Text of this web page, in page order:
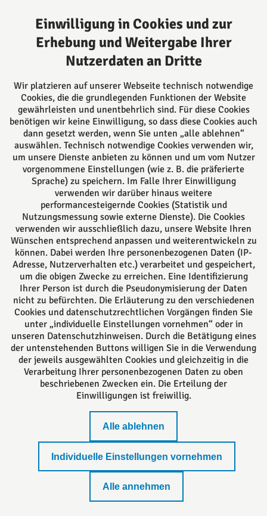
E-Mail:post@kanzleiamwall.de
Ansässig in Lemgo beraten wir Sie kompetent in
vielen Rechtsgebieten sowohl durch unsere
Rechtsanwältinnen und Rechtsanwälte, als auch
durch unsere 5 Notarinnen und Notare. Alle können
auf langjährige Erfahrung zurückgreifen und Sie
daher bestmöglich beraten.
Folgen Sie uns auf
Das europäische Kanzlei-Netzwerk
Einwilligung in Cookies und zur
Erhebung und Weitergabe Ihrer
Nutzerdaten an Dritte
Wir platzieren auf unserer Webseite technisch notwendige
Cookies, die die grundlegenden Funktionen der Website
gewährleisten und unentbehrlich sind. Für diese Cookies
benötigen wir keine Einwilligung, so dass diese Cookies auch
dann gesetzt werden, wenn Sie unten „alle ablehnen“
auswählen. Technisch notwendige Cookies verwenden wir,
um unsere Dienste anbieten zu können und um vom Nutzer
vorgenommene Einstellungen (wie z. B. die präferierte
Sprache) zu speichern. Im Falle Ihrer Einwilligung
verwenden wir darüber hinaus weitere
performancesteigernde Cookies (Statistik und
Nutzungsmessung sowie externe Dienste). Die Cookies
verwenden wir ausschließlich dazu, unsere Website Ihren
Wünschen entsprechend anpassen und weiterentwickeln zu
können. Dabei werden Ihre personenbezogenen Daten (IP-
Adresse, Nutzerverhalten etc.) verarbeitet und gespeichert,
um die obigen Zwecke zu erreichen. Eine Identifizierung
Ihrer Person ist durch die Pseudonymisierung der Daten
nicht zu befürchten. Die Erläuterung zu den verschiedenen
Cookies und datenschutzrechtlichen Vorgängen finden Sie
unter „individuelle Einstellungen vornehmen“ oder in
unseren Datenschutzhinweisen. Durch die Betätigung eines
der untenstehenden Buttons willigen Sie in die Verwendung
der jeweils ausgewählten Cookies und gleichzeitig in die
Verarbeitung Ihrer personenbezogenen Daten zu oben
beschriebenen Zwecken ein. Die Erteilung der
Einwilligungen ist freiwillig.
Alle ablehnen
Individuelle Einstellungen vornehmen
Alle annehmen